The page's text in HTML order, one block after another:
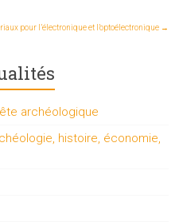
pour l’électronique et l’optoélectronique →
archéologique
histoire, économie,